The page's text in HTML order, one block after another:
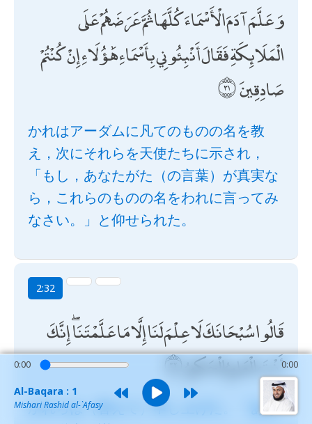
وَعَلَّمَ آدَمَ الْأَسْمَاءَ كُلَّهَا ثُمَّ عَرَضَهُمْ عَلَى
الْمَلَائِكَةِ فَقَالَ أَنْبِئُونِي بِأَسْمَاءِ هَٰؤُلَاءِ إِنْ كُنْتُمْ
صَادِقِينَ
かれはアーダムに凡てのものの名を教
え，次にそれらを天使たちに示され，
「もし，あなたがた（の言葉）が真実な
ら，これらのものの名をわれに言ってみ
なさい。」と仰せられた。
2:32
قَالُوا سُبْحَانَكَ لَا عِلْمَ لَنَا إِلَّا مَا عَلَّمْتَنَا ۖ إِنَّكَ
أَنْتَ الْعَلِيمُ الْحَكِيمُ
かれらは（答えて）申し上げた。「あな
0:00 0:00
Al-Baqara : 1
Mishari Rashid al-`Afasy